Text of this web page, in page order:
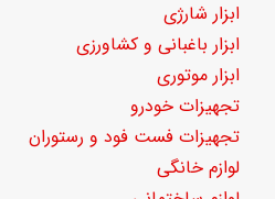
ابزار شارژی
ابزار باغبانی و کشاورزی
ابزار موتوری
تجهیزات خودرو
تجهیزات فست فود و رستوران
لوازم خانگی